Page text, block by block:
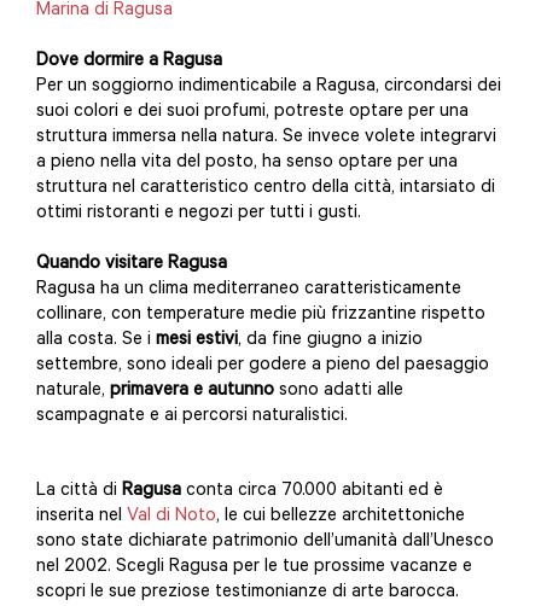
Marina di Ragusa
Dove dormire a Ragusa
Per un soggiorno indimenticabile a Ragusa, circondarsi dei
suoi colori e dei suoi profumi, potreste optare per una
struttura immersa nella natura. Se invece volete integrarvi
a pieno nella vita del posto, ha senso optare per una
struttura nel caratteristico centro della città, intarsiato di
ottimi ristoranti e negozi per tutti i gusti.
Quando visitare Ragusa
Ragusa ha un clima mediterraneo caratteristicamente
collinare, con temperature medie più frizzantine rispetto
alla costa. Se i mesi estivi, da fine giugno a inizio
settembre, sono ideali per godere a pieno del paesaggio
naturale, primavera e autunno sono adatti alle
scampagnate e ai percorsi naturalistici.
La città di Ragusa conta circa 70.000 abitanti ed è
inserita nel Val di Noto, le cui bellezze architettoniche
sono state dichiarate patrimonio dell’umanità dall’Unesco
nel 2002. Scegli Ragusa per le tue prossime vacanze e
scopri le sue preziose testimonianze di arte barocca.